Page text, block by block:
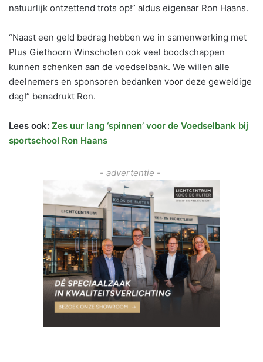
natuurlijk ontzettend trots op!” aldus eigenaar Ron Haans.
“Naast een geld bedrag hebben we in samenwerking met
Plus Giethoorn Winschoten ook veel boodschappen
kunnen schenken aan de voedselbank. We willen alle
deelnemers en sponsoren bedanken voor deze geweldige
dag!” benadrukt Ron.
Lees ook: Zes uur lang ‘spinnen’ voor de Voedselbank bij
sportschool Ron Haans
- advertentie -